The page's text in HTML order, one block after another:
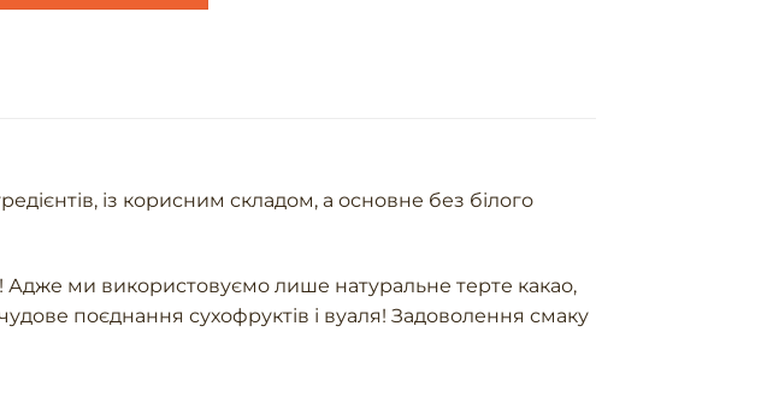
із корисним складом, а основне без білого
ми використовуємо лише натуральне терте какао,
поєднання сухофруктів і вуаля! Задоволення смаку